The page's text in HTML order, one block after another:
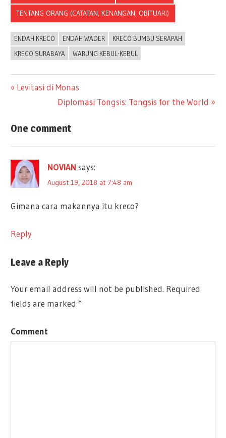
TENTANG ORANG (CATATAN, KENANGAN, OBITUARI)
ENDAH KRECO ENDAH WADER
KRECO BUMBU SERAPAH
KRECO SURABAYA
WARUNG KEBUL-KEBUL
navigation
Previous
Levitasi di Monas
Next
Diplomasi Tongsis: Tongsis for the World
One comment
NOVIAN says:
August 19, 2018 at 7:48 am
Gimana cara makannya itu kreco?
Reply
Leave a Reply
Your email address will not be published. Required
fields are marked*
Comment